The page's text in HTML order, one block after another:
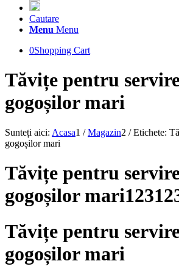
Cautare
Menu Menu
0Shopping Cart
Tăvițe pentru
gogoșilor mari
Sunteți aici: Acasa1 / Magazin2 / Etichete:
gogoșilor mari
Tăvițe pentru
gogoșilor
Tăvițe pentru
gogoșilor mari